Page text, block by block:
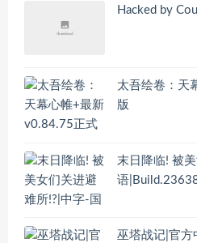
Hacked by
太吾绘卷：天
版
末日降临! 被
语
巫塔战记|官